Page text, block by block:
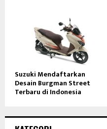
Suzuki Mendaftarkan
Desain Burgman Street
Terbaru di Indonesia